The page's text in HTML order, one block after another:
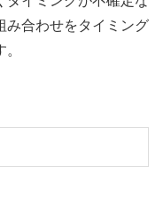
イミングが不確定な
合わせをタイミング